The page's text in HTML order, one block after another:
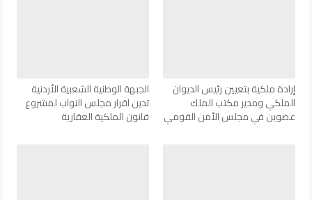
إرادة ملكية بتعيين رئيس الديوان
الملكي ومدير مكتب الملك
عضوين في مجلس الأمن القومي
الجبهة الوطنية الشعبية الأردنية
تدين اقرار مجلس النواب لمشروع
قانون الملكية العقارية